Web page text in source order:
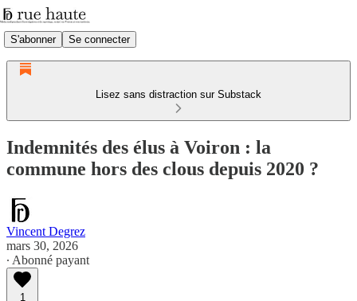
S'abonner Se connecter
Lisez sans distraction sur Substack
Indemnités des élus à Voiron : la
commune hors des clous depuis 2020 ?
Vincent Degrez
mars 30, 2026
∙ Abonné payant
1